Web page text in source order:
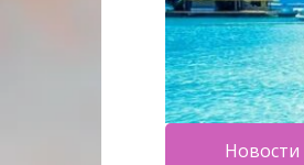
Новости